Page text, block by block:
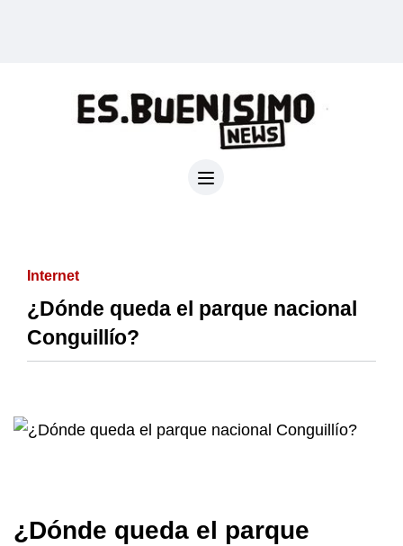
Internet
¿Dónde queda el parque nacional
Conguillío?
¿Dónde queda el parque